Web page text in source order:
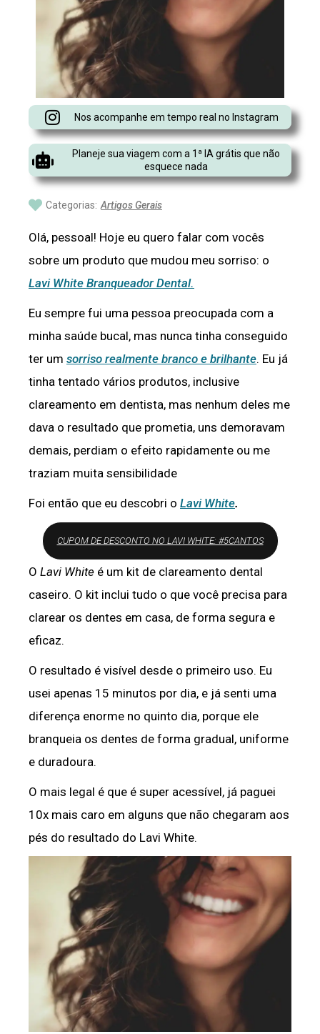
Nos acompanhe em tempo real no Instagram
Planeje sua viagem com a 1ª IA grátis que não
esquece nada
Categorias: Artigos Gerais
Olá, pessoal! Hoje eu quero falar com vocês
sobre um produto que mudou meu sorriso: o
Lavi White Branqueador Dental.
Eu sempre fui uma pessoa preocupada com a
minha saúde bucal, mas nunca tinha conseguido
ter um sorriso realmente branco e brilhante. Eu já
tinha tentado vários produtos, inclusive
clareamento em dentista, mas nenhum deles me
dava o resultado que prometia, uns demoravam
demais, perdiam o efeito rapidamente ou me
traziam muita sensibilidade
Foi então que eu descobri o Lavi White.
CUPOM DE DESCONTO NO LAVI WHITE: #5CANTOS
O Lavi White é um kit de clareamento dental
caseiro. O kit inclui tudo o que você precisa para
clarear os dentes em casa, de forma segura e
eficaz.
O resultado é visível desde o primeiro uso. Eu
usei apenas 15 minutos por dia, e já senti uma
diferença enorme no quinto dia, porque ele
branqueia os dentes de forma gradual, uniforme
e duradoura.
O mais legal é que é super acessível, já paguei
10x mais caro em alguns que não chegaram aos
pés do resultado do Lavi White.